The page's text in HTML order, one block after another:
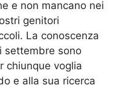
e non mancano nei
genitori
La conoscenza
settembre sono
chiunque voglia
e alla sua ricerca